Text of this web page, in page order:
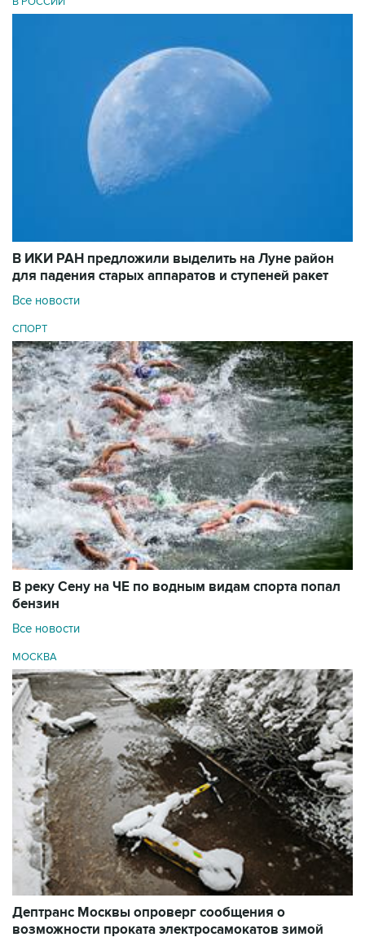
В ИКИ РАН предложили выделить на Луне район
для падения старых аппаратов и ступеней ракет
Все новости
СПОРТ
В реку Сену на ЧЕ по водным видам спорта попал
бензин
Все новости
МОСКВА
Дептранс Москвы опроверг сообщения о
возможности проката электросамокатов зимой